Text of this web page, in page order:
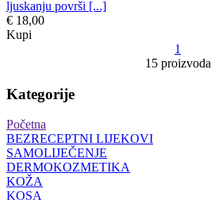
ljuskanju površi [...]
€ 18,00
Kupi
1
15 proizvoda
Kategorije
Početna
BEZRECEPTNI LIJEKOVI
SAMOLIJEČENJE
DERMOKOZMETIKA
KOŽA
KOSA